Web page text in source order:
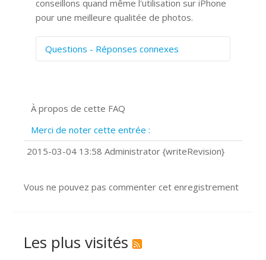
conseillons quand même l'utilisation sur iPhone
pour une meilleure qualitée de photos.
Questions - Réponses connexes
Prise de vue 360°
?
Comment installer Google Chrome ?
À propos de cette FAQ
Merci de noter cette entrée :
2015-03-04 13:58 Administrator {writeRevision}
Vous ne pouvez pas commenter cet enregistrement
Les plus visités